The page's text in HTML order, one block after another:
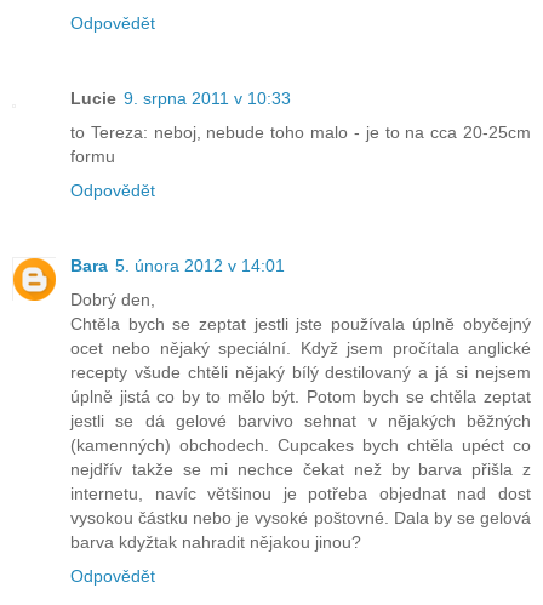
Odpovědět
Lucie 9. srpna 2011 v 10:33
to Tereza: neboj, nebude toho malo - je to na cca 20-25cm
formu
Odpovědět
Bara 5. února 2012 v 14:01
Dobrý den,
Chtěla bych se zeptat jestli jste používala úplně obyčejný
ocet nebo nějaký speciální. Když jsem pročítala anglické
recepty všude chtěli nějaký bílý destilovaný a já si nejsem
úplně jistá co by to mělo být. Potom bych se chtěla zeptat
jestli se dá gelové barvivo sehnat v nějakých běžných
(kamenných) obchodech. Cupcakes bych chtěla upéct co
nejdřív takže se mi nechce čekat než by barva přišla z
internetu, navíc většinou je potřeba objednat nad dost
vysokou částku nebo je vysoké poštovné. Dala by se gelová
barva kdyžtak nahradit nějakou jinou?
Odpovědět